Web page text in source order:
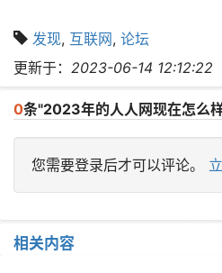
发现, 互联网, 论坛
更新于： 2023-06-14 12:12:22
0条"2023年的人人网现在怎么
您需要登录后才可以评论。
相关内容